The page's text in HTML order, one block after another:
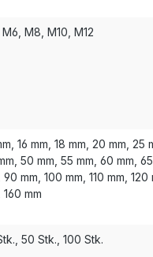
M8, M10, M12
16 mm, 18 mm, 20 mm, 25
50 mm, 55 mm, 60 mm,
90 mm, 100 mm, 110 mm,
160 mm
50 Stk., 100 Stk.